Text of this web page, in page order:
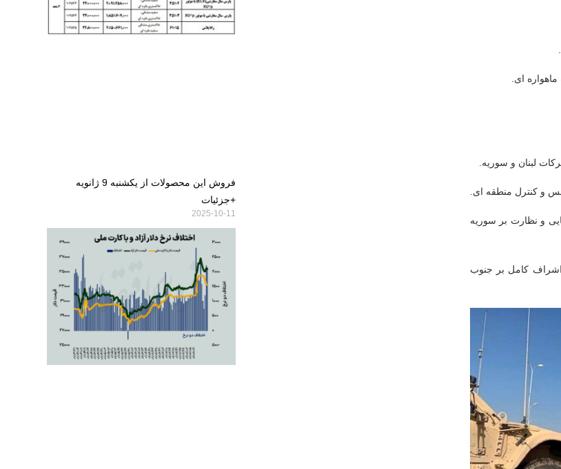
ای.
لبنان و سوریه.
و کنترل منطقه ای.
و نظارت بر سوریه
اشراف کامل بر جنوب
فروش این محصولات از یکشنبه 9 ژانویه
+جزئیات
2025-10-11